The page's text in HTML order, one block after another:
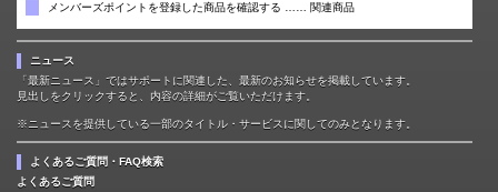
メンバーズポイントを登録した商品を確認する …… 関連商品
ニュース
「最新ニュース」ではサポートに関連した、最新のお知らせを掲載しています。
見出しをクリックすると、内容の詳細がご覧いただけます。
※ニュースを提供している一部のタイトル・サービスに関してのみとなります。
よくあるご質問・FAQ検索
よくあるご質問